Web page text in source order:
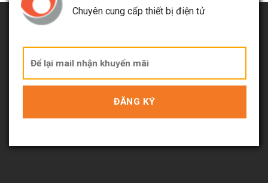
Chuyên cung cấp thiết bị điện tử